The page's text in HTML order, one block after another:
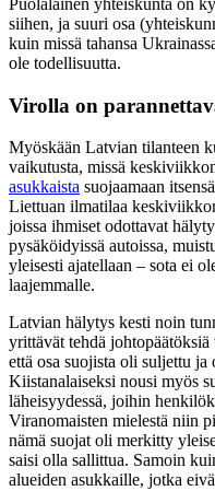
siihen, ja suuri osa
kuin missä tahansa
ole todellisuutta.
Virolla on
Myöskään Latvian tilanteen
vaikutusta, missä
asukkaista suojaamaan
Liettuan ilmatilaa
joissa ihmiset odottavat
pysäköidyissä autoissa,
yleisesti ajatellaan – sota ei
laajemmalle.
Latvian hälytys kesti noin
yrittävät tehdä
että osa suojista oli suljettu
Kiistanalaiseksi nousi myös
läheisyydessä, joihin
Viranomaisten mielestä niin
nämä suojat oli merkitty
saisi olla sallittua. Samoin
alueiden asukkaille, jotka